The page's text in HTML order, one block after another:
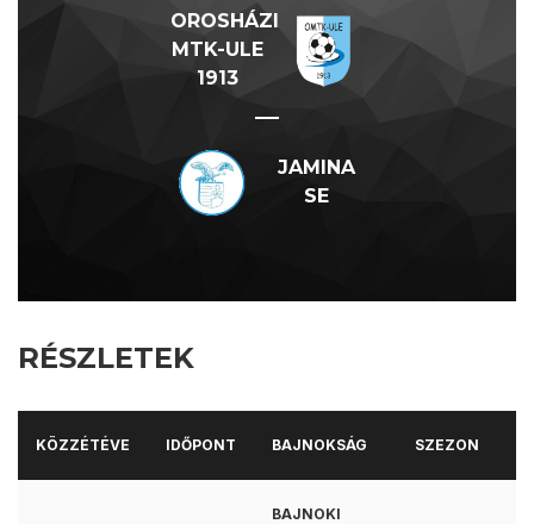
OROSHÁZI
MTK-ULE
1913
—
JAMINA
SE
RÉSZLETEK
KÖZZÉTÉVE IDŐPONT BAJNOKSÁG SZEZON
BAJNOKI